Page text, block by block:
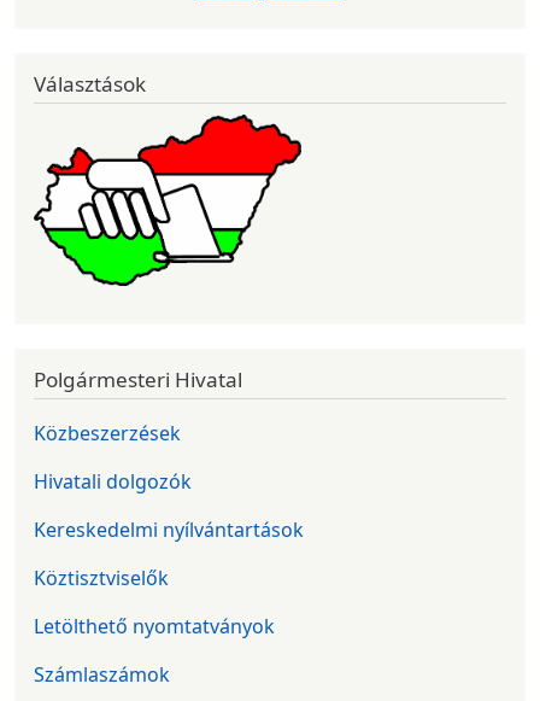
Választások
Polgármesteri Hivatal
Közbeszerzések
Hivatali dolgozók
Kereskedelmi nyílvántartások
Köztisztviselők
Letölthető nyomtatványok
Számlaszámok